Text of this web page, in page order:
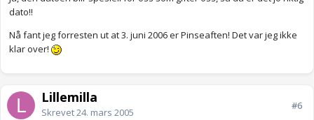
dato!!
Nå fant jeg forresten ut at 3. juni 2006 er Pinseaften! Det var jeg ikke
klar over!
Lillemilla
Skrevet24. mars 2005
#6